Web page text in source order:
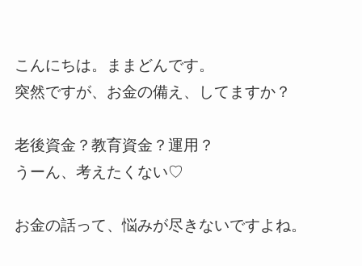
こんにちは。ままどんです。
突然ですが、お金の備え、してますか？
老後資金？教育資金？運用？
うーん、考えたくない♡
お金の話って、悩みが尽きないですよね。